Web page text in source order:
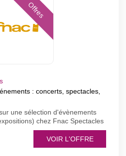
Offres
: concerts, spectacles,
une sélection d'évènements
chez Fnac Spectacles
VOIR L'OFFRE